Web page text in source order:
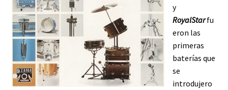
y
RoyalStarfu
eron las
primeras
baterías que
se
introdujero